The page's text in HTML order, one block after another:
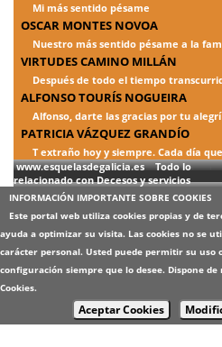
Mi más sentido pésame
OSCAR MONTES NOVOA
Nuestro más sentido pésame a la
VIRTUDES CAMINO MILLÁN
Después de todo el tiempo
ALFONSO TOURÍS NOGUEIRA
Alfonso, darte las gracias por tu alegrí
PATRICIA VÁZQUEZ GRANDÍO
T extraño hoy y siempre. Cada día
www.esquelasdegalicia.es Todo lo
relacionado con Decesos y servicios
INFORMACIÓN IMPORTANTE SOBRE COOKIES
Este portal web utiliza cookies propias y de
ayuda a optimizar su visita. Las cookies no se
carácter personal. Usted puede permitir su uso
configuración siempre que lo desee. Dispone
Cookies.